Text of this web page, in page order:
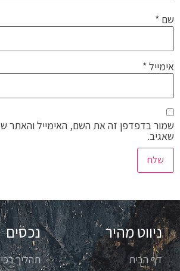
שם *
אימייל *
שמור בדפדפן זה את השם, האימייל והאתר
שאגיב.
ניווט מהיר
דף הבית
נכסים
תהליך